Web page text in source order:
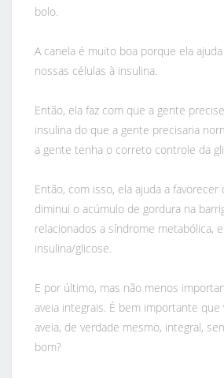
bolo.
A canela é muito boa porque ela
nossas células à insulina.
Então, ela faz com que a gente
insulina do que a gente precisaria
a gente tenha o correto controle da
Então, com isso, ela ajuda a
diminui o acúmulo de gordura na
relacionados a síndrome metabólica,
insulina/glicose.
E por último, mas não menos
aveia integrais. É bem importante
aveia, de verdade mesmo, integral,
bom?